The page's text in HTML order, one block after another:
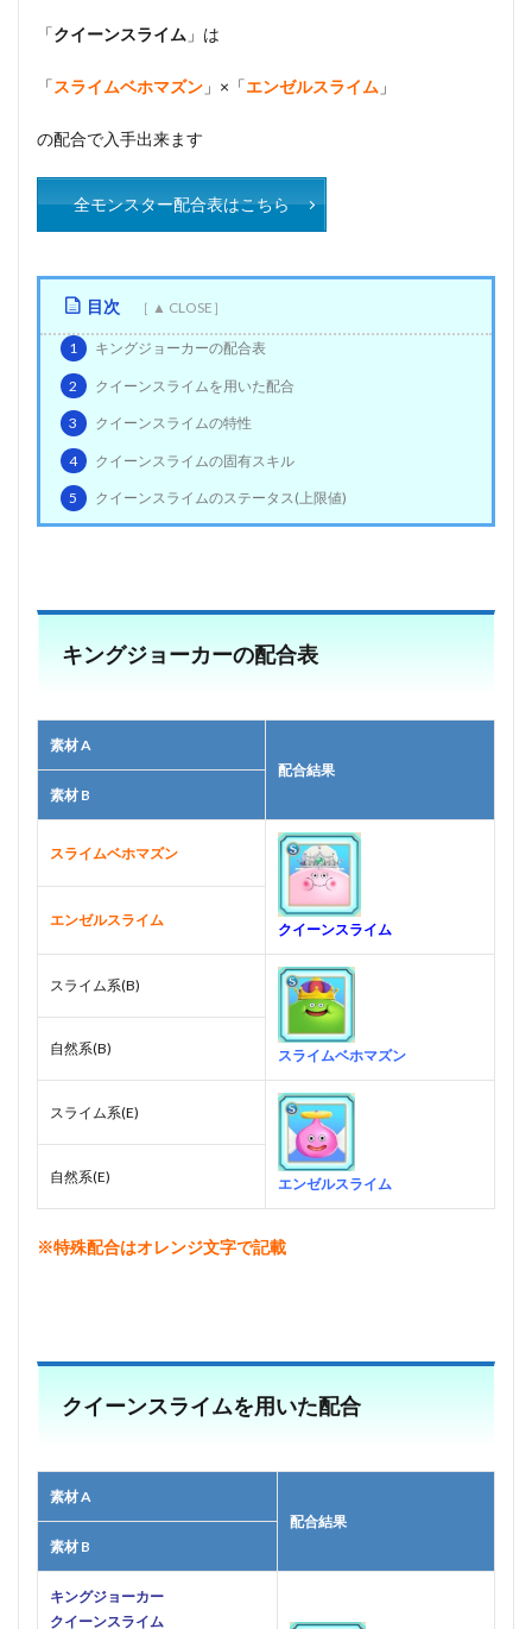
「クイーンスライム 」は
「スライムベホマズン 」×「エンゼルスライム 」
の配合で入手出来ます
全モンスター配合表はこちら
目次
1 キングジョーカーの配合表
2 クイーンスライムを用いた配合
3 クイーンスライムの特性
4 クイーンスライムの固有スキル
5 クイーンスライムのステータス(上限値)
キングジョーカーの配合表
素材 A
配合結果
素材 B
スライムベホマズン
クイーンスライム
エンゼルスライム
スライム系(B)
スライムベホマズン
自然系(B)
スライム系(E)
エンゼルスライム
自然系(E)
※特殊配合はオレンジ文字で記載
クイーンスライムを用いた配合
素材 A
配合結果
素材 B
キングジョーカー
クイーンスライム